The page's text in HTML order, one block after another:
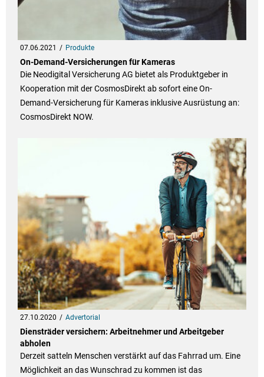
07.06.2021 Produkte
On-Demand-Versicherungen für Kameras
Die Neodigital Versicherung AG bietet als Produktgeber in
Kooperation mit der CosmosDirekt ab sofort eine On-
Demand-Versicherung für Kameras inklusive Ausrüstung an:
CosmosDirekt NOW.
27.10.2020 Advertorial
Diensträder versichern: Arbeitnehmer und Arbeitgeber
abholen
Derzeit satteln Menschen verstärkt auf das Fahrrad um. Eine
Möglichkeit an das Wunschrad zu kommen ist das